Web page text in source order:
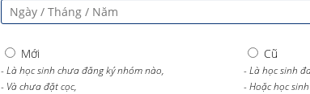
Mới
- Là học sinh chưa đăng ký nhóm nào,
- Và chưa đặt cọc,
Cũ
- Là học sinh
- Hoặc học